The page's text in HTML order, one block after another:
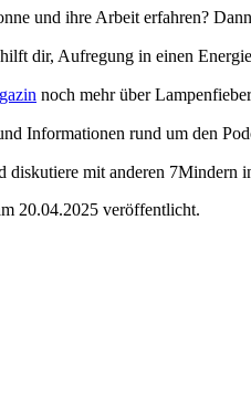
und ihre Arbeit erfahren?
hilft dir, Aufregung in einen
noch mehr über
Infor­ma­tio­nen rund um den
mit anderen 7Mindern
20.04.2025 veröffentlicht.